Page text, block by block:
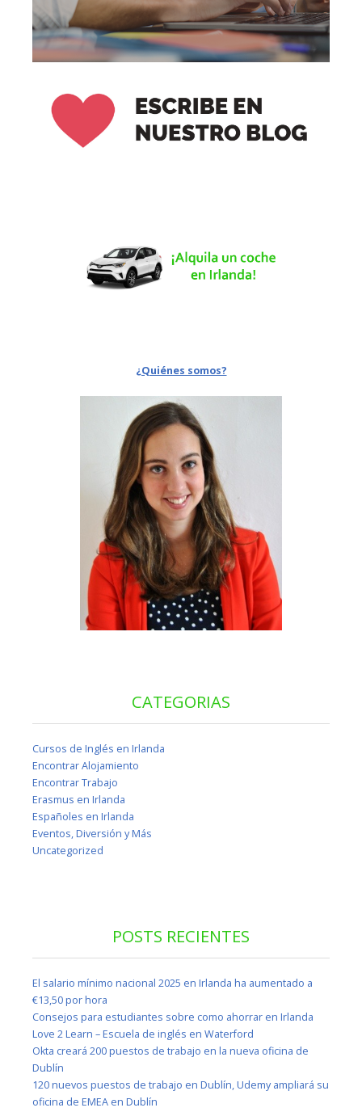
¿Quiénes somos?
CATEGORIAS
Cursos de Inglés en Irlanda
Encontrar Alojamiento
Encontrar Trabajo
Erasmus en Irlanda
Españoles en Irlanda
Eventos, Diversión y Más
Uncategorized
POSTS RECIENTES
El salario mínimo nacional 2025 en Irlanda ha aumentado a
€13,50 por hora
Consejos para estudiantes sobre como ahorrar en Irlanda
Love 2 Learn – Escuela de inglés en Waterford
Okta creará 200 puestos de trabajo en la nueva oficina de
Dublín
120 nuevos puestos de trabajo en Dublín, Udemy ampliará su
oficina de EMEA en Dublín